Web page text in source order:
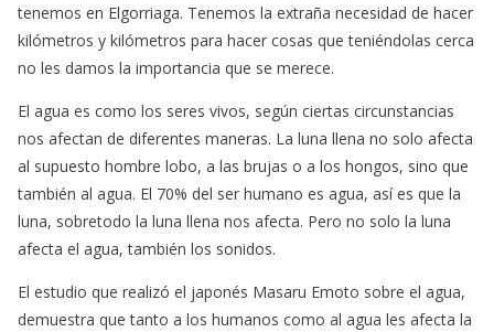
tenemos en Elgorriaga. Tenemos la extraña necesidad de hacer
kilómetros y kilómetros para hacer cosas que teniéndolas cerca
no les damos la importancia que se merece.
El agua es como los seres vivos, según ciertas circunstancias
nos afectan de diferentes maneras. La luna llena no solo afecta
al supuesto hombre lobo, a las brujas o a los hongos, sino que
también al agua. El 70% del ser humano es agua, así es que la
luna, sobretodo la luna llena nos afecta. Pero no solo la luna
afecta el agua, también los sonidos.
El estudio que realizó el japonés Masaru Emoto sobre el agua,
demuestra que tanto a los humanos como al agua les afecta la